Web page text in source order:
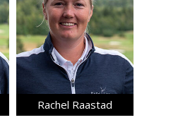
Rachel Raastad